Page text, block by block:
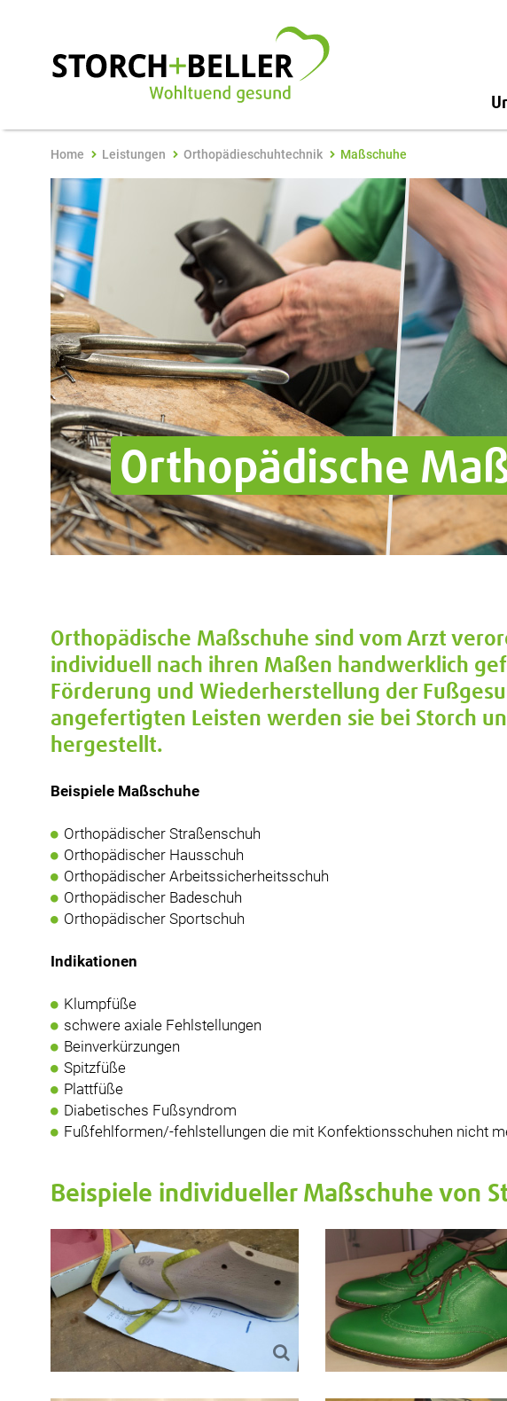
Home Leistungen Orthopädieschuhtechnik Maßschuhe
Orthopädische
Orthopädische Maßschuhe sind vom Arzt
individuell nach ihren Maßen handwerklich
Förderung und Wiederherstellung der
angefertigten Leisten werden sie bei Storch
hergestellt.
Beispiele Maßschuhe
Orthopädischer Straßenschuh
Orthopädischer Hausschuh
Orthopädischer Arbeitssicherheitsschuh
Orthopädischer Badeschuh
Orthopädischer Sportschuh
Indikationen
Klumpfüße
schwere axiale Fehlstellungen
Beinverkürzungen
Spitzfüße
Plattfüße
Diabetisches Fußsyndrom
Fußfehlformen/-fehlstellungen die mit Konfektionsschuhen nicht
Beispiele individueller Maßschuhe von